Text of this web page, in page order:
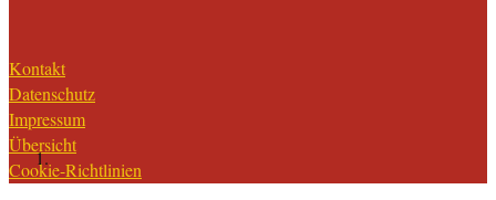
Kontakt
Datenschutz
Impressum
Übersicht
Cookie-Richtlinien